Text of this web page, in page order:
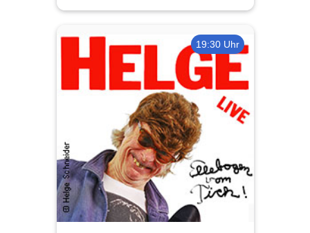
19:30 Uhr